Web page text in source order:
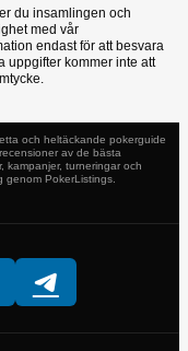
du insamlingen och
med vår
endast för att besvara
uppgifter kommer inte att
och heltäckande pokerguide
av de bästa
kampanjer, turneringar och
genom PokerListings.